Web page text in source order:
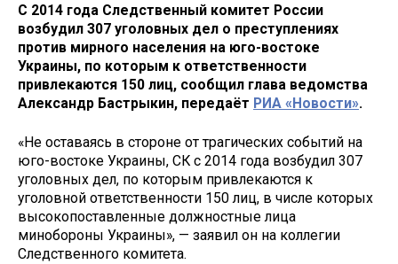
С 2014 года Следственный комитет России
возбудил 307 уголовных дел о преступлениях
против мирного населения на юго-востоке
Украины, по которым к ответственности
привлекаются 150 лиц, сообщил глава ведомства
Александр Бастрыкин, передаёт РИА «Новости».
«Не оставаясь в стороне от трагических событий на
юго-востоке Украины, СК с 2014 года возбудил 307
уголовных дел, по которым привлекаются к
уголовной ответственности 150 лиц, в числе которых
высокопоставленные должностные лица
минобороны Украины», — заявил он на коллегии
Следственного комитета.